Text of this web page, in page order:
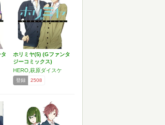
ホリミヤ(5) (Gファンタ
ジーコミックス)
HERO,萩原ダイスケ
登録 2508